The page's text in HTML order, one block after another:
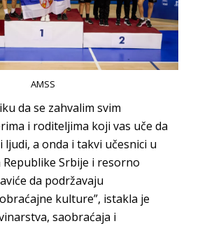
AMSS
da se zahvalim svim
i roditeljima koji vas uče da
a onda i takvi učesnici u
Republike Srbije i resorno
da podržavaju
kulture”, istakla je
saobraćaja i